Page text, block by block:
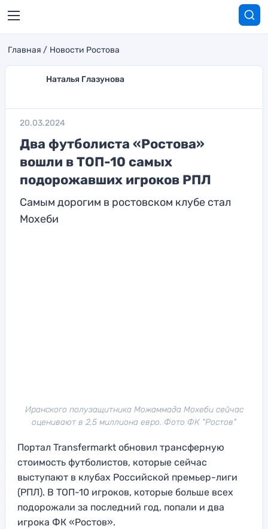
Главная Новости Ростова
Наталья Глазунова
20.03.2024
Два футболиста «Ростова»
вошли в ТОП-10 самых
подорожавших игроков РПЛ
Самым дорогим в ростовском клубе стал
Мохеби
Иранского полузащитника Можаммада Мохеби сейчас
оценивают в 2,5 миллиона евро. Фото ФК "Ростов"
Портал Transfermarkt обновил трансферную
стоимость футболистов, которые сейчас
выступают в клубах Российской премьер-лиги
(РПЛ). В ТОП-10 игроков, которые больше всех
подорожали за последний год, попали и два
игрока ФК «Ростов».